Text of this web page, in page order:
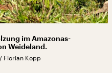
im Amazonas-
Weideland.
Florian Kopp